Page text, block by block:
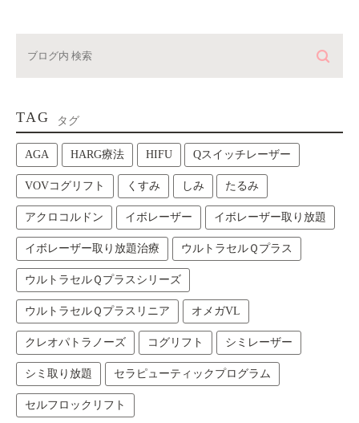
TAG タグ
AGA HARG療法 HIFU Qスイッチレーザー
VOVコグリフト くすみ しみ たるみ
アクロコルドン イボレーザー イボレーザー取り放題
イボレーザー取り放題治療 ウルトラセルＱプラス
ウルトラセルＱプラスシリーズ
ウルトラセルＱプラスリニア オメガVL
クレオパトラノーズ コグリフト シミレーザー
シミ取り放題 セラピューティックプログラム
セルフロックリフト